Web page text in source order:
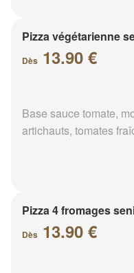
Pizza végétarienne
Dès 13.90 €
Base sauce tomate,
artichauts, tomates
Pizza 4 fromages
Dès 13.90 €